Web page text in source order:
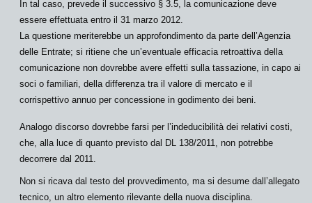
In tal caso, prevede il successivo § 3.5, la comunicazione deve
essere effettuata entro il 31 marzo 2012
La questione meriterebbe un approfondimento da parte dell’Agenzia
delle Entrate; si ritiene che un’eventuale efficacia retroattiva della
comunicazione non dovrebbe avere effetti sulla tassazione, in capo ai
soci o familiari, della differenza tra il valore di mercato e il
corrispettivo annuo per concessione in godimento dei beni.
Analogo discorso dovrebbe farsi per l’indeducibilità dei relativi costi
che, alla luce di quanto previsto dal DL 138/2011, non potrebbe
decorrere dal 2011.
Non si ricava dal testo del provvedimento, ma si desume dall’allegato
tecnico, un altro elemento rilevante della nuova disciplina.